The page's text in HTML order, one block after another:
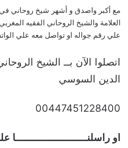
مع أكبر واصدق و أشهر شيخ روحاني
العلامة والشيخ الروحاني الفقيه
علي رقم جواله او تواصل معه علي
اتصلوا الآن بــ الشيخ
الدين السوسي
00447451228400
او راسلنــــــــــــــــــــــــا